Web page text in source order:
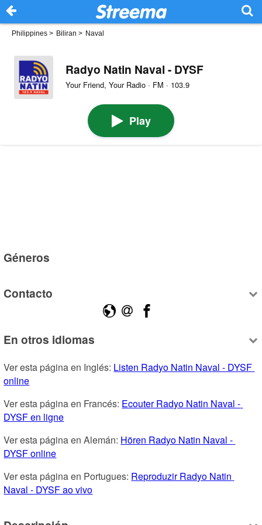
Philippines > Biliran > Naval
Radyo Natin Naval - DYSF
Your Friend, Your Radio · FM · 103.9
Play
Géneros
Contacto
En otros idiomas
Ver esta página en Inglés: Listen Radyo Natin Naval - DYSF
online
Ver esta página en Francés: Ecouter Radyo Natin Naval -
DYSF en ligne
Ver esta página en Alemán: Hören Radyo Natin Naval -
DYSF online
Ver esta página en Portugues: Reproduzir Radyo Natin
Naval - DYSF ao vivo